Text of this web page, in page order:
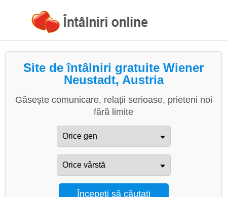
Site de întâlniri gratuite Wiener
Neustadt, Austria
Găsește comunicare, relații serioase, prieteni noi
fără limite